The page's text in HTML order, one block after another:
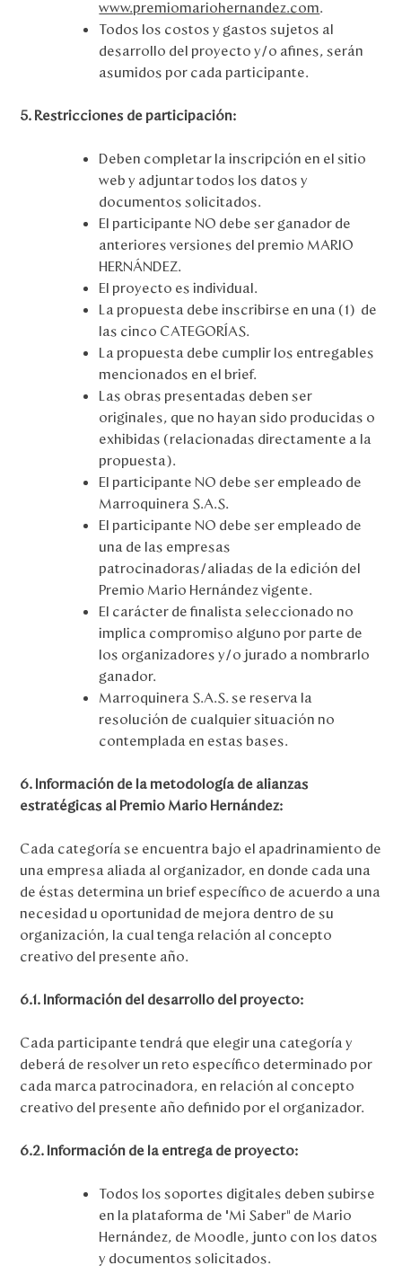
www.premiomariohernandez.com
Todos los costos y gastos sujetos al
desarrollo del proyecto y/o afines, serán
asumidos por cada participante.
5. Restricciones de participación:
Deben completar la inscripción en el sitio
web y adjuntar todos los datos y
documentos solicitados.
El participante NO debe ser ganador de
anteriores versiones del premio MARIO
HERNÁNDEZ.
El proyecto es individual.
La propuesta debe inscribirse en una (1) de
las cinco CATEGORÍAS.
La propuesta debe cumplir los entregables
mencionados en el brief.
Las obras presentadas deben ser
originales, que no hayan sido producidas o
exhibidas (relacionadas directamente a la
propuesta).
El participante NO debe ser empleado de
Marroquinera S.A.S.
El participante NO debe ser empleado de
una de las empresas
patrocinadoras/aliadas de la edición del
Premio Mario Hernández vigente.
El carácter de finalista seleccionado no
implica compromiso alguno por parte de
los organizadores y/o jurado a nombrarlo
ganador.
Marroquinera S.A.S. se reserva la
resolución de cualquier situación no
contemplada en estas bases.
6. Información de la metodología de alianzas
estratégicas al Premio Mario Hernández:
Cada categoría se encuentra bajo el apadrinamiento de
una empresa aliada al organizador, en donde cada una
de éstas determina un brief específico de acuerdo a una
necesidad u oportunidad de mejora dentro de su
organización, la cual tenga relación al concepto
creativo del presente año.
6.1. Información del desarrollo del proyecto:
Cada participante tendrá que elegir una categoría y
deberá de resolver un reto específico determinado por
cada marca patrocinadora, en relación al concepto
creativo del presente año definido por el organizador.
6.2. Información de la entrega de proyecto:
Todos los soportes digitales deben subirse
en la plataforma de “Mi Saber” de Mario
Hernández, de Moodle, junto con los datos
y documentos solicitados.